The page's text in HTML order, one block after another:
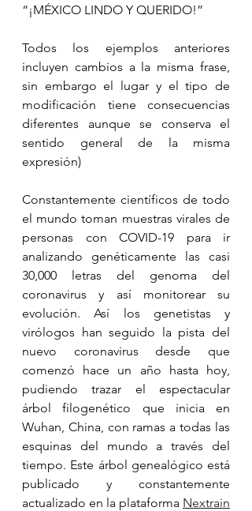
“¡MÉXICO LINDO Y QUERIDO!”
Todos los ejemplos anteriores
incluyen cambios a la misma frase,
sin embargo el lugar y el tipo de
modificación tiene consecuencias
diferentes aunque se conserva el
sentido general de la misma
expresión)
Constantemente científicos de todo
el mundo toman muestras virales de
personas con COVID-19 para ir
analizando genéticamente las casi
30,000 letras del genoma del
coronavirus y así monitorear su
evolución. Así los genetistas y
virólogos han seguido la pista del
nuevo coronavirus desde que
comenzó hace un año hasta hoy,
pudiendo trazar el espectacular
árbol filogenético que inicia en
Wuhan, China, con ramas a todas las
esquinas del mundo a través del
tiempo. Este árbol genealógico está
publicado y constantemente
actualizado en la plataforma Nextrain